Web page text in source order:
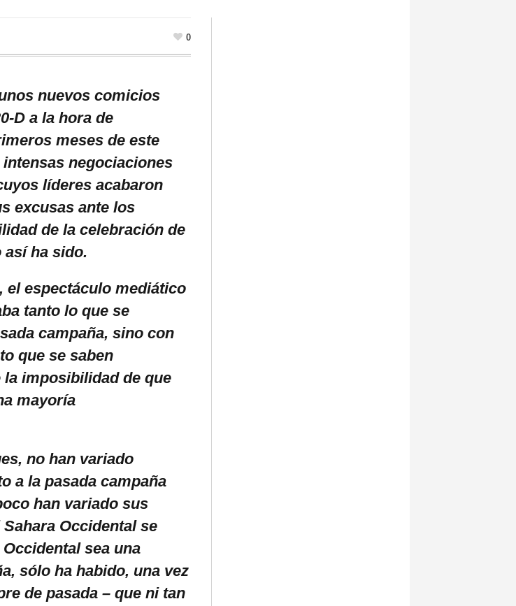
0
nuevos comicios
D a la hora de
meses de este
negociaciones
líderes acabaron
excusas ante los
de la celebración de
así ha sido.
el espectáculo mediático
tanto lo que se
campaña, sino con
que se saben
la imposibilidad de que
mayoría
no han variado
a la pasada campaña
han variado sus
Occidental se
sea una
sólo ha habido, una vez
de pasada – que ni tan